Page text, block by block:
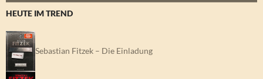
HEUTE IM TREND
Sebastian Fitzek – Die Einladung